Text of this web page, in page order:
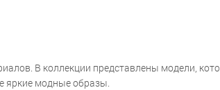
В коллекции представлены модели,
яркие модные образы.